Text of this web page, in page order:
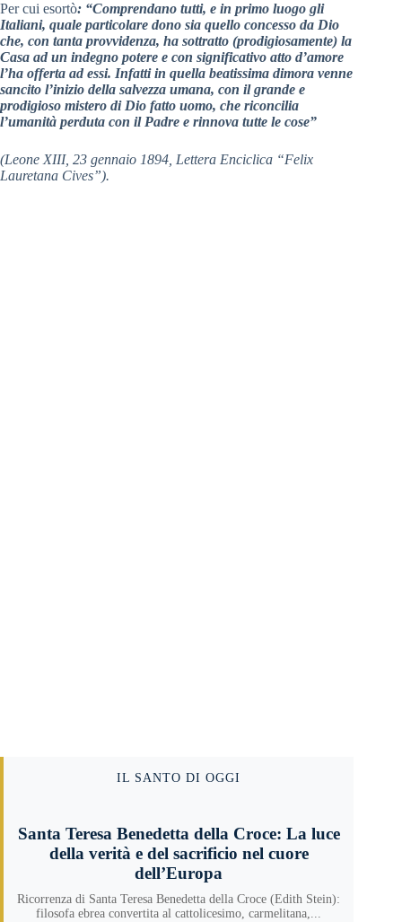
Per cui esortò: “Comprendano tutti, e in primo luogo gli
Italiani, quale particolare dono sia quello concesso da Dio
che, con tanta provvidenza, ha sottratto (prodigiosamente) la
Casa ad un indegno potere e con significativo atto d’amore
l’ha offerta ad essi. Infatti in quella beatissima dimora venne
sancito l’inizio della salvezza umana, con il grande e
prodigioso mistero di Dio fatto uomo, che riconcilia
l’umanità perduta con il Padre e rinnova tutte le cose”
(Leone XIII, 23 gennaio 1894, Lettera Enciclica “Felix
Lauretana Cives”).
IL SANTO DI OGGI
Santa Teresa Benedetta della Croce: La luce
della verità e del sacrificio nel cuore
dell’Europa
Ricorrenza di Santa Teresa Benedetta della Croce (Edith Stein):
filosofa ebrea convertita al cattolicesimo, carmelitana,...